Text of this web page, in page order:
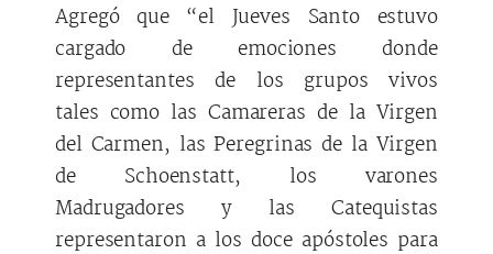
Agregó que “el Jueves Santo estuvo
cargado de emociones donde
representantes de los grupos vivos
tales como las Camareras de la Virgen
del Carmen, las Peregrinas de la Virgen
de Schoenstatt, los varones
Madrugadores y las Catequistas
representaron a los doce apóstoles para